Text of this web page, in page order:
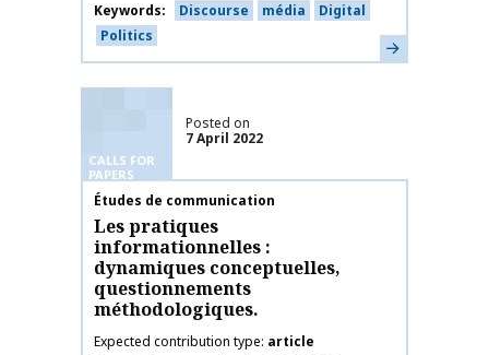
Keywords
Discourse média
Digital
Politics
Learn more
CALLS FOR
PAPERS
Posted on
7 April 2022
Publication name
Études de communication
Les pratiques
informationnelles :
dynamiques conceptuelles,
questionnements
méthodologiques.
Expected contribution type article